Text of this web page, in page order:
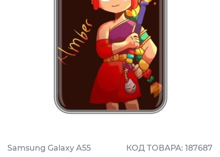
Samsung Galaxy A55 КОД ТОВАРА: 187687